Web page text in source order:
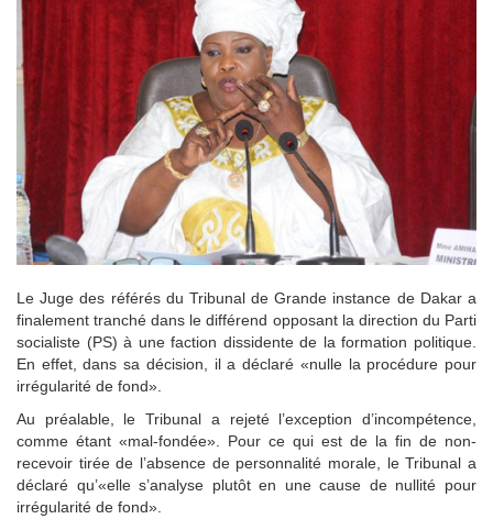
Le Juge des référés du Tribunal de Grande instance de Dakar a
finalement tranché dans le différend opposant la direction du Parti
socialiste (PS) à une faction dissidente de la formation politique.
En effet, dans sa décision, il a déclaré «nulle la procédure pour
irrégularité de fond».
Au préalable, le Tribunal a rejeté l’exception d’incompétence,
comme étant «mal-fondée». Pour ce qui est de la fin de non-
recevoir tirée de l’absence de personnalité morale, le Tribunal a
déclaré qu’«elle s’analyse plutôt en une cause de nullité pour
irrégularité de fond».